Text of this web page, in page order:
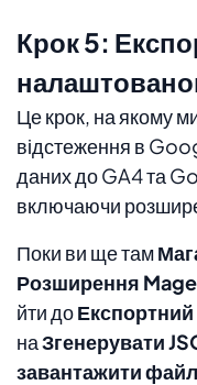
Крок 5:
Це крок, на якому
відстеження в
даних до GA4 та
включаючи
Поки ви ще там
Розширення
йти до
наЗгенерувати
завантажити файл